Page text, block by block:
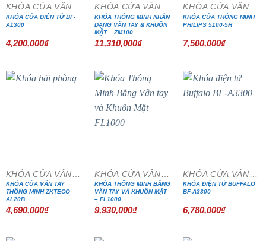
KHÓA CỬA VÂN TAY
KHÓA CỬA ĐIỆN TỬ BF-
A1300
4,200,000₫
KHÓA CỬA VÂN TAY
KHÓA THÔNG MINH NHẬN
DẠNG VÂN TAY & KHUÔN
MẶT – ZM100
11,310,000₫
KHÓA CỬA VÂN TAY
KHÓA CỬA THÔNG MINH
PHILIPS 5100-5H
7,500,000₫
KHÓA CỬA VÂN TAY
THÔNG MINH ZKTECO
AL20B
4,690,000₫
KHÓA THÔNG MINH BẰNG
VÂN TAY VÀ KHUÔN MẶT
– FL1000
9,930,000₫
KHÓA ĐIỆN TỬ BUFFALO
BF-A3300
6,780,000₫